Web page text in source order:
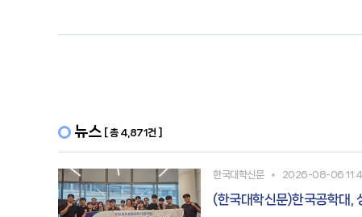
뉴스 [ 총 4,871건 ]
한국대학신문 2026-08-06
(한국대학신문)한국공학대,